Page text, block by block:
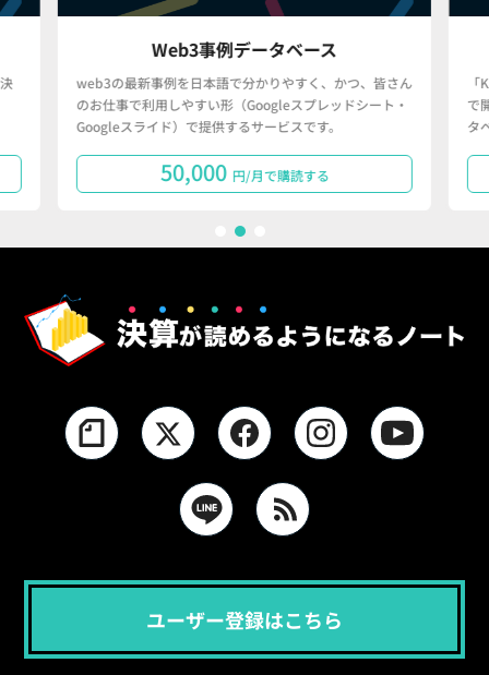
Web3事例データベース
web3の最新事例を日本語で分かりやすく、かつ、皆さん
のお仕事で利用しやすい形（Googleスプレッドシート・
Googleスライド）で提供するサービスです。
50,000 円/月で購読する
で
タ
ユーザー登録はこちら